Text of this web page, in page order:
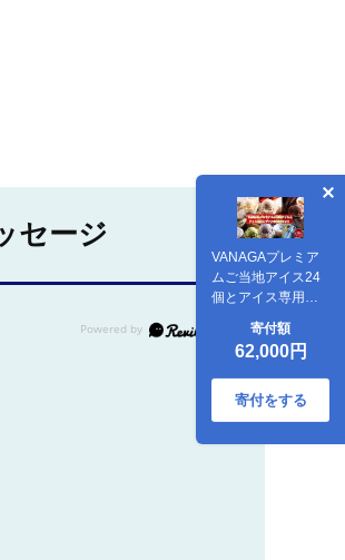
VANAGAプレミア
ムご当地アイス24
個とアイス専用ス
プーン（ゴールド2
本）の26点セット |
アイスクリーム ア
イス 濃厚 バニラ デ
ザート 島根県雲南
市/やまざ
寄付額
62,000円
寄付をする
セージ